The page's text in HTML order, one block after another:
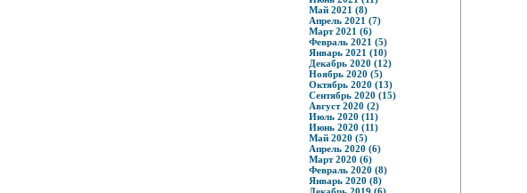
Май 2021 (8)
Апрель 2021 (7)
Март 2021 (6)
Февраль 2021 (5)
Январь 2021 (10)
Декабрь 2020 (12)
Ноябрь 2020 (5)
Октябрь 2020 (13)
Сентябрь 2020 (15)
Август 2020 (2)
Июль 2020 (11)
Июнь 2020 (11)
Май 2020 (5)
Апрель 2020 (6)
Март 2020 (6)
Февраль 2020 (8)
Январь 2020 (8)